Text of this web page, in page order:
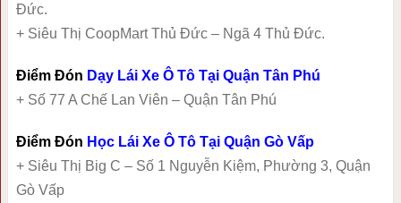
Đức.
+ Siêu Thị CoopMart Thủ Đức – Ngã 4 Thủ Đức.
Điểm Đón Dạy Lái Xe Ô Tô Tại Quận Tân Phú
+ Số 77 A Chế Lan Viên – Quận Tân Phú
Điểm Đón Học Lái Xe Ô Tô Tại Quận Gò Vấp
+ Siêu Thị Big C – Số 1 Nguyễn Kiệm, Phường 3, Quận
Gò Vấp